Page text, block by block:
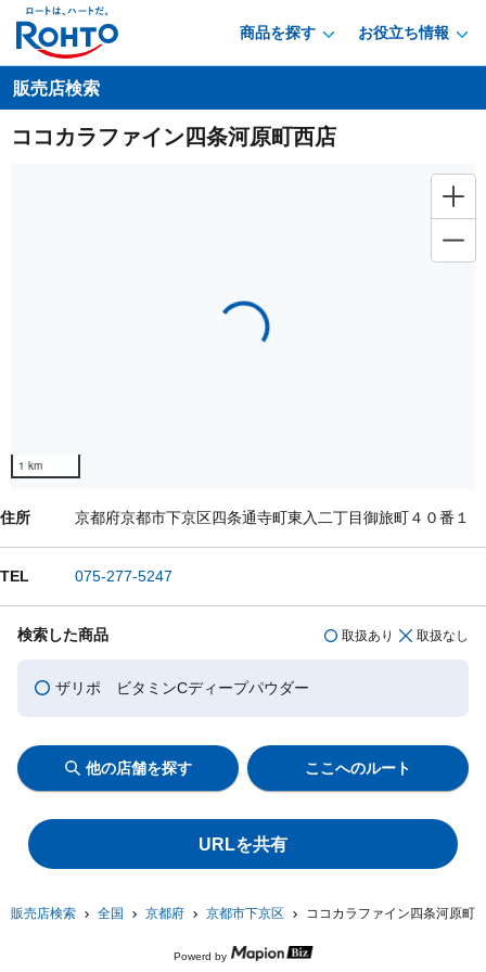
商品を探す お役立ち情報
販売店検索 全国 京都府 京都市下京区 ココカラファイン四条河原町
販売店検索
ココカラファイン四条河原町西店
住所 京都府京都市下京区四条通寺町東入二丁目御旅町４０番１
TEL 075-277-5247
検索した商品 取扱あり 取扱なし
ザリポ ビタミンCディープパウダー
他の店舗を探す ここへのルート
URLを共有
Loading...
1 km
Powerd by